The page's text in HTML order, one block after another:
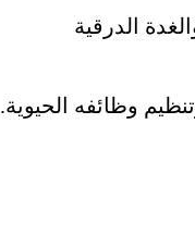
الدرقية
وظائفه الحيوية.